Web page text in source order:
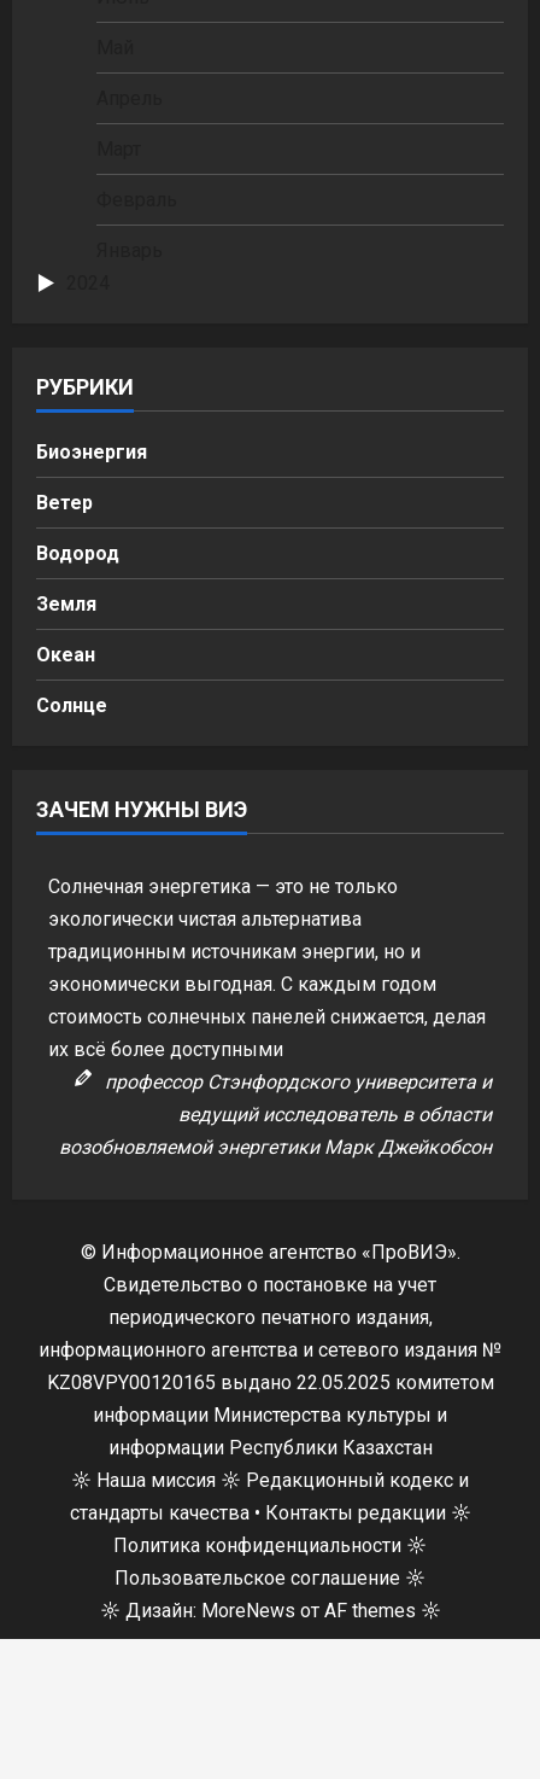
РУБРИКИ
Биоэнергия
Ветер
Водород
Земля
Океан
Солнце
ЗАЧЕМ НУЖНЫ ВИЭ
Солнечная энергетика — это не только
экологически чистая альтернатива
традиционным источникам энергии, но и
экономически выгодная. С каждым годом
стоимость солнечных панелей снижается, делая
их всё более доступными
профессор Стэнфордского университета и
ведущий исследователь в области
возобновляемой энергетики Марк Джейкобсон
© Информационное агентство «ПроВИЭ».
Свидетельство о постановке на учет
периодического печатного издания,
информационного агентства и сетевого издания №
KZ08VPY00120165 выдано 22.05.2025 комитетом
информации Министерства культуры и
информации Республики Казахстан
☼ Наша миссия ☼ Редакционный кодекс и
стандарты качества• Контакты редакции☼
Политика конфиденциальности ☼
Пользовательское соглашение ☼
☼ Дизайн: MoreNews от AF themes ☼